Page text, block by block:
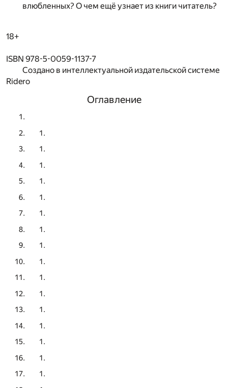
влюбленных? О чем ещё узнает из книги читатель?
18+
ISBN 978-5-0059-1137-7
Создано в интеллектуальной издательской системе
Ridero
Оглавление